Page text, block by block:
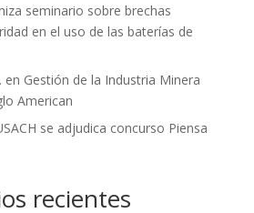
seminario sobre brechas
en el uso de las baterías de
en Gestión de la Industria Minera
American
se adjudica concurso Piensa
recientes